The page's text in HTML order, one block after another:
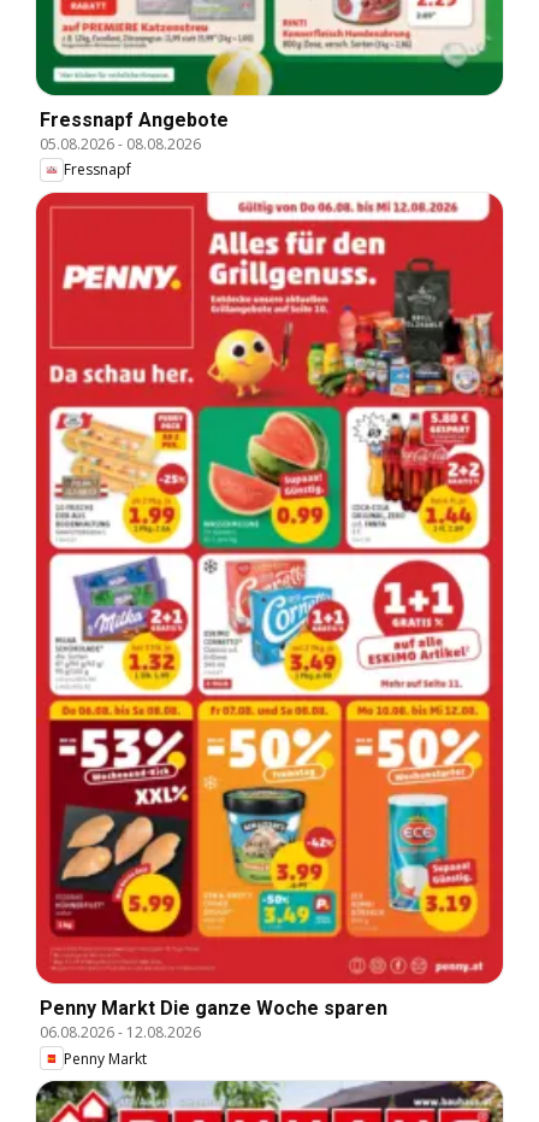
Fressnapf Angebote
05.08.2026- 08.08.2026
Fressnapf
Penny Markt Die ganze Woche sparen
06.08.2026- 12.08.2026
Penny Markt